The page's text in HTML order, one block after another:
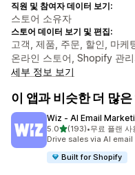
직원 및 참여자 데이터 보기:
스토어 소유자
스토어 데이터 보기 및 편집:
고객, 제품, 주문, 할인, 마
온라인 스토어, Shopify 관
세부 정보 보기
이 앱과 비슷한 더 많은
Wiz ‑ AI Email
5.0별 5개 중
(193)
총 리뷰 193개
•무료 플랜 사
Drive sales via AI
Built for Shopify